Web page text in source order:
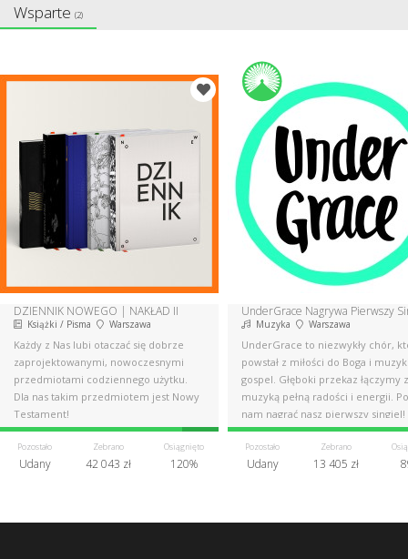
Wsparte (2)
DZIENNIK NOWEGO | NAKŁAD II
Książki / Pisma Warszawa
Każdy z Nas lubi otaczać się dobrze
zaprojektowanymi, nowoczesnymi
przedmiotami codziennego użytku.
Dla nas takim przedmiotem jest Nowy
Testament!
Pozostało
Udany
Zebrano
42 043 zł
Osiągnięto
120%
UnderGrace Nagrywa Pierwszy
Muzyka Warszawa
UnderGrace to niezwykły chór,
powstał z miłości do Boga i
gospel. Głęboki przekaz łączymy z
muzyką pełną radości i energii.
nam nagrać nasz pierwszy singiel!
Pozostało
Udany
Zebrano
13 405 zł